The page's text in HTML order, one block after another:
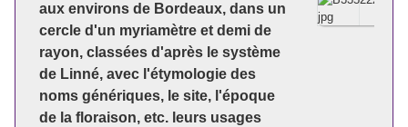
aux environs de Bordeaux, dans un
cercle d'un myriamètre et demi de
rayon, classées d'après le système
de Linné, avec l'étymologie des
noms génériques, le site, l'époque
de la floraison, etc. leurs usages